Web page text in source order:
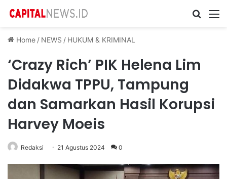
Cari ...
Home / NEWS / HUKUM & KRIMINAL
‘Crazy Rich’ PIK Helena Lim
Didakwa TPPU, Tampung
dan Samarkan Hasil Korupsi
Harvey Moeis
Redaksi 21 Agustus 2024 0